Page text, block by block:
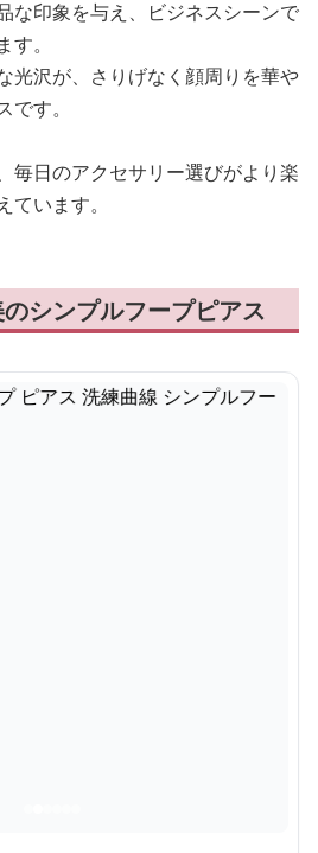
な印象を与え、ビジネスシーンで
。
光沢が、さりげなく顔周りを華や
す。
毎日のアクセサリー選びがより楽
います。
シンプルフープピアス